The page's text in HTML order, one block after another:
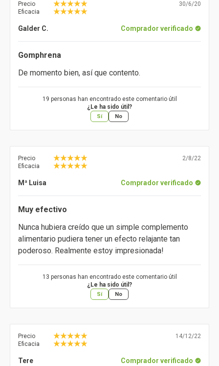
Precio
Eficacia
30/6/20
Galder C. Comprador verificado
Gomphrena
De momento bien, así que contento.
19 personas han encontrado este comentario útil
¿Le ha sido útil?
Sí No
Precio
Eficacia
2/8/22
Mª Luisa Comprador verificado
Muy efectivo
Nunca hubiera creído que un simple complemento
alimentario pudiera tener un efecto relajante tan
poderoso. Realmente estoy impresionada!
13 personas han encontrado este comentario útil
¿Le ha sido útil?
Sí No
Precio
Eficacia
14/12/22
Tere Comprador verificado